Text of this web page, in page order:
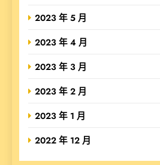
2023 年 5 月
2023 年 4 月
2023 年 3 月
2023 年 2 月
2023 年 1 月
2022 年 12 月